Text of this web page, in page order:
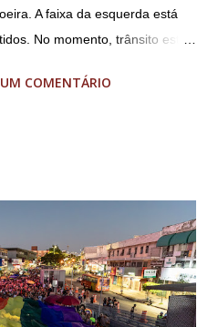
os crimes de tentativa de
de Direito, golpe de
A faixa da esquerda está
No momento, trânsito está
Sebastião Filho
COMENTÁRIO